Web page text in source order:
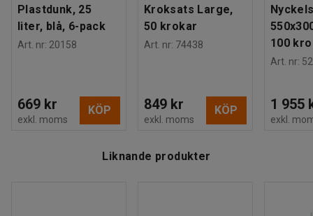
Plastdunk, 25
liter, blå, 6-pack
Art. nr: 20158
669 kr
exkl. moms
KÖP
Kroksats Large,
50 krokar
Art. nr: 74438
849 kr
exkl. moms
KÖP
100
Art. nr:
1 955
exkl.
Liknande produkter